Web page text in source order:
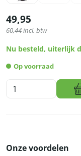
49,95
60,44incl. btw
Nu besteld, uiterlijk
Op voorraad
HCB
Warmtelamp
Watt
Onze voordelen